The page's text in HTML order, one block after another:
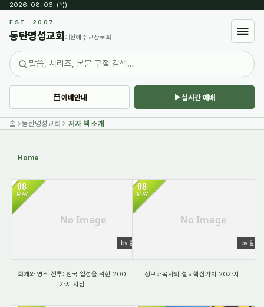
2026. 08. 06. (목) ·
EST. 2007
동탄명성교회 대한예수교장로회
예배안내 실시간 예배
홈 동탄명성교회 저자 책 소개
Home
No Image
08
MAY
by 갈렙
회개와 영적 전투: 천국 입성을 위한 200
가지 지침
No Image
08
MAY
by 갈렙
정보배목사의 설교핵심가치 20가지
Sketchbook5, 스케치북5
Sketchbook5, 스케치북5